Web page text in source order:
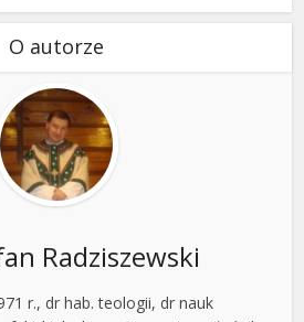
O autorze
Radziszewski
r., dr hab. teologii, dr nauk